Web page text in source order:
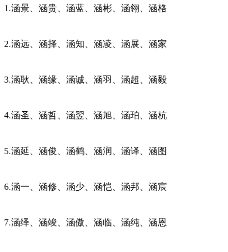
1.涵景、涵贵、涵蓝、涵彬、涵翎、涵格
2.涵远、涵择、涵知、涵凌、涵展、涵家
3.涵耿、涵缘、涵诚、涵羽、涵超、涵毅
4.涵圣、涵哲、涵翌、涵旭、涵珀、涵杭
5.涵延、涵俊、涵鹤、涵润、涵译、涵图
6.涵一、涵修、涵少、涵恺、涵邦、涵宸
7.涵绎、涵竣、涵傲、涵临、涵纯、涵恩